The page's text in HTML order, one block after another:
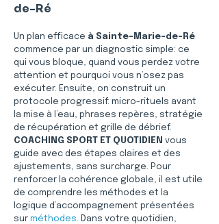
de-Ré
Un plan efficace à Sainte-Marie-de-Ré
commence par un diagnostic simple: ce
qui vous bloque, quand vous perdez votre
attention et pourquoi vous n’osez pas
exécuter. Ensuite, on construit un
protocole progressif: micro-rituels avant
la mise à l’eau, phrases repères, stratégie
de récupération et grille de débrief.
COACHING SPORT ET QUOTIDIEN vous
guide avec des étapes claires et des
ajustements, sans surcharge. Pour
renforcer la cohérence globale, il est utile
de comprendre les méthodes et la
logique d’accompagnement présentées
sur méthodes. Dans votre quotidien,